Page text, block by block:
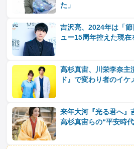
た」
吉沢亮、2024年は「
ュー15周年控えた現在
高杉真宙、川栄李奈主
ド』で変わり者のイケ
来年大河『光る君へ』
高杉真宙らの“平安時